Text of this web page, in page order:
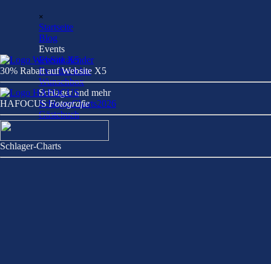
×
Startseite
Blog
Events
Eventkalender
Eventberichte
Wunschbox
Schlager und mehr▼
SchlagerCharts2026
Gästebuch
30% Rabatt auf Website X5
HAFOCUSFotografie
Schlager-Charts